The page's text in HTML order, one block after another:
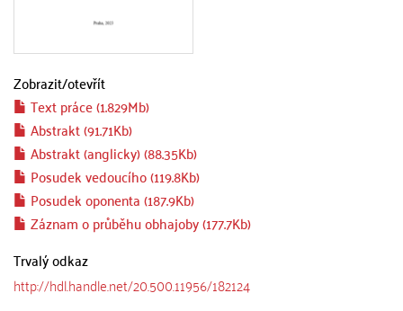
Zobrazit/otevřít
Text práce (1.829Mb)
Abstrakt (91.71Kb)
Abstrakt (anglicky) (88.35Kb)
Posudek vedoucího (119.8Kb)
Posudek oponenta (187.9Kb)
Záznam o průběhu obhajoby (177.7Kb)
Trvalý odkaz
http://hdl.handle.net/20.500.11956/182124